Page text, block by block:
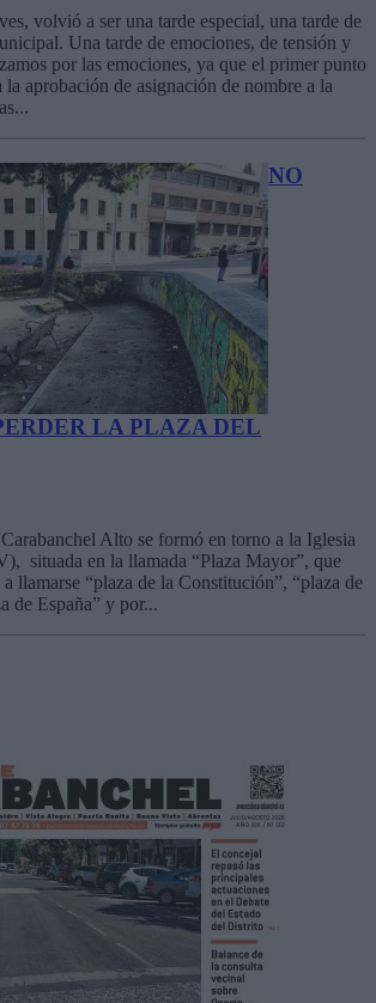
volvió a ser una tarde especial, una tarde de
Una tarde de emociones, de tensión y
por las emociones, ya que el primer punto
aprobación de asignación de nombre a la
NO
LA PLAZA DEL
Alto se formó en torno a la Iglesia
situada en la llamada “Plaza Mayor”, que
llamarse “plaza de la Constitución”, “plaza de
de España” y por...